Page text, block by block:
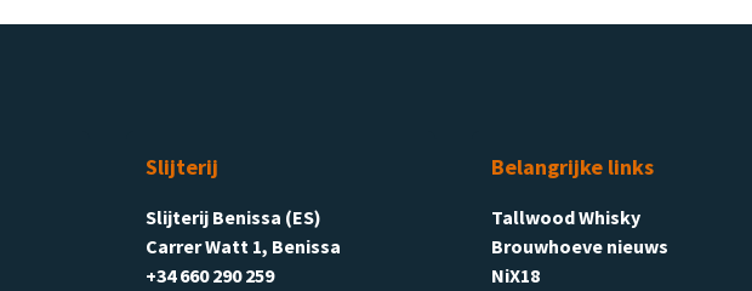
Slijterij
Slijterij Benissa (ES)
Carrer Watt 1, Benissa
+34 660 290 259
Belangrijke links
Tallwood Whisky
Brouwhoeve nieuws
NiX18